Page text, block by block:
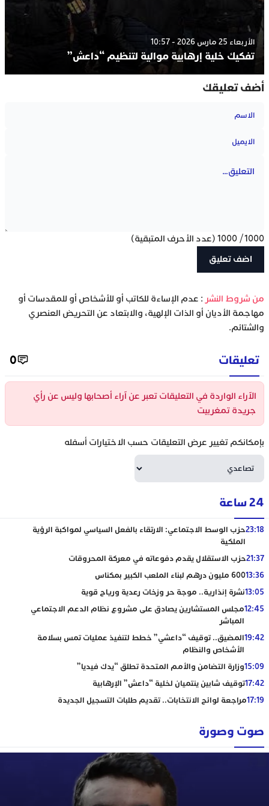
الأربعاء 25 مارس 2026 - 10:57
تفكيك خلية إرهابية موالية لتنظيم “داعش”
أضف تعليقك
1000
/
1000 (عدد الأحرف المتبقية)
‫من شروط النشر : عدم الإساءة للكاتب أو للأشخاص أو للمقدسات أو
مهاجمة الأديان أو الذات الإلهية، والابتعاد عن التحريض العنصري
والشتائم.
تعليقات 0
الآراء الواردة في التعليقات تعبر عن آراء أصحابها وليس عن رأي
جريدة تمغربيت
بإمكانكم تغيير عرض التعليقات حسب الاختيارات أسفله
24 ساعة
23:18حزب الوسط الاجتماعي: الارتقاء بالفعل السياسي لمواكبة الرؤية
الملكية
21:37حزب الاستقلال يقدم دفوعاته في معركة المحروقات
13:36600 مليون درهم لبناء الملعب الكبير بمكناس
13:05نشرة إنذارية.. موجة حر وزخات رعدية ورياح قوية
12:45مجلس المستشارين يصادق على مشروع نظام الدعم الاجتماعي
المباشر
19:42المضيق.. توقيف “داعشي” خطط لتنفيذ عمليات تمس بسلامة
الأشخاص والنظام
15:09وزارة التضامن والأمم المتحدة تطلق “يدك فيديا”
17:42توقيف شابين ينتميان لخلية “داعش” الإرهابية
17:19مراجعة لوائح الانتخابات.. تقديم طلبات التسجيل الجديدة
صوت وصورة